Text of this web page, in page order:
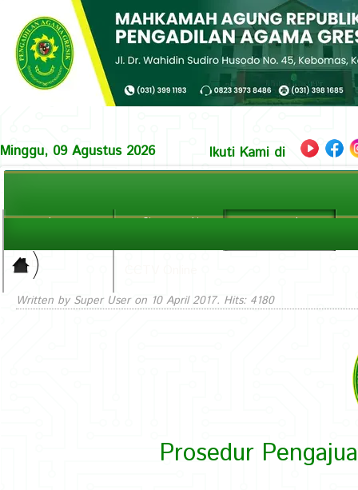
Minggu, 09 Agustus 2026 Ikuti Kami di
Beranda Profil Pengadilan Layanan Hukum
PPID
Layanan
Written by Super User on 10 April 2017. Hits: 4180
Prosedur